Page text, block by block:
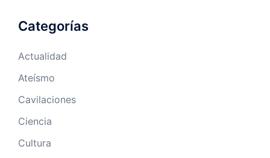
Categorías
Actualidad
Ateísmo
Cavilaciones
Ciencia
Cultura